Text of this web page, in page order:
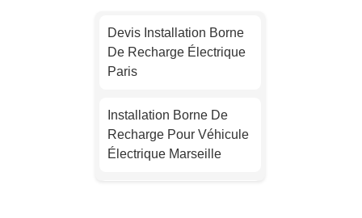
Devis Installation Borne
De Recharge Électrique
Paris
Installation Borne De
Recharge Pour Véhicule
Électrique Marseille